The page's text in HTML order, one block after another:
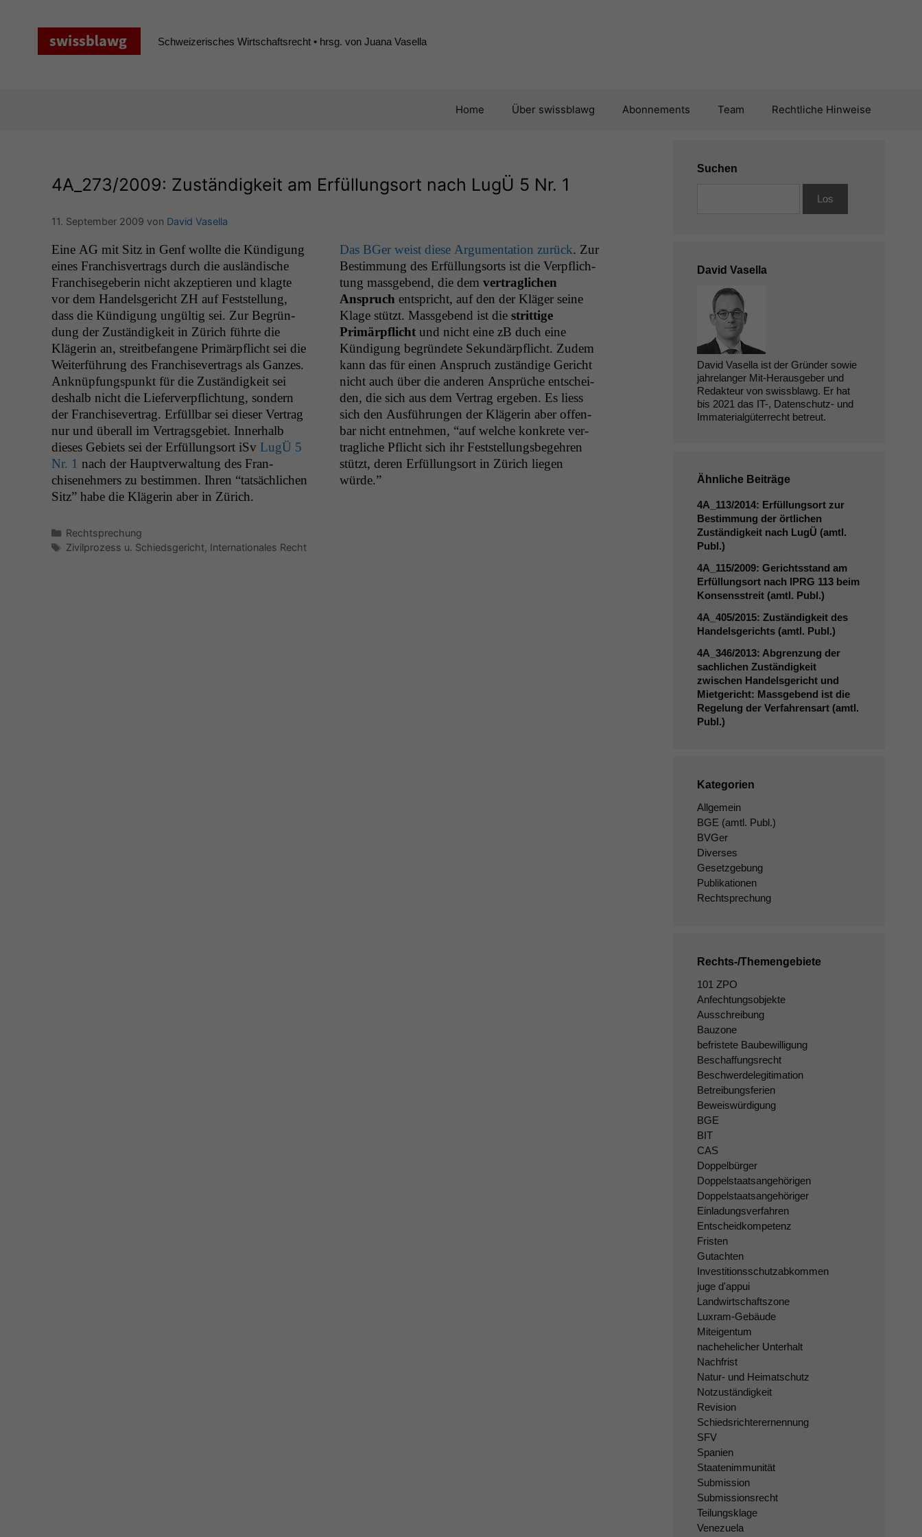
Schweizerisches Wirtschaftsrecht • hrsg. von Juana Vasella
Home Über swissblawg Abonnements Team Rechtliche Hinweise
4A_273/2009: Zuständigkeit am Erfüllungsort nach LugÜ 5 Nr. 1
11. September 2009 von David Vasella
Eine AG mit Sitz in Genf wollte die Kündi­gung
eines Fran­chisver­trags durch die aus­ländis­che
Fran­chisege­berin nicht akzep­tieren und klagte
vor dem Han­dels­gericht ZH auf Fest­stel­lung,
dass die Kündi­gung ungültig sei. Zur Begrün­
dung der Zuständigkeit in Zürich führte die
Klägerin an, stre­it­be­fan­gene Primärpflicht sei die
Weit­er­führung des Fran­chi­sev­er­trags als Ganzes.
Anknüp­fungspunkt für die Zuständigkeit sei
deshalb nicht die Liefer­verpflich­tung, son­dern
der Fran­chi­sev­er­trag. Erfüll­bar sei dieser Ver­trag
nur und über­all im Ver­trags­ge­bi­et. Inner­halb
dieses Gebi­ets sei der Erfül­lung­sort iSv LugÜ 5
Nr. 1 nach der Hauptver­wal­tung des Fran­
chisenehmers zu bes­tim­men. Ihren “tat­säch­lichen
Sitz” habe die Klägerin aber in Zürich.
Das BGer weist diese Argu­men­ta­tion zurück. Zur
Bes­tim­mung des Erfül­lung­sorts ist die Verpflich­
tung mass­gebend, die dem ver­traglichen
Anspruch entspricht, auf den der Kläger seine
Klage stützt. Mass­gebend ist die strit­tige
Primärpflichtund nicht eine zB duch eine
Kündi­gung begrün­dete Sekundärpflicht. Zudem
kann das für einen Anspruch zuständi­ge Gericht
nicht auch über die anderen Ansprüche entschei­
den, die sich aus dem Ver­trag ergeben. Es liess
sich den Aus­führun­gen der Klägerin aber offen­
bar nicht ent­nehmen, “auf welche konkrete ver­
tragliche Pflicht sich ihr Fest­stel­lungs­begehren
stützt, deren Erfül­lung­sort in Zürich liegen
würde.”
Kategorien
Rechtsprechung
Schlagwörter
Zivilprozess u. Schiedsgericht, Internationales Recht
Suchen
David Vasella
David Vasella ist der Gründer sowie
jahrelanger Mit-Herausgeber und
Redakteur von swissblawg. Er hat
bis 2021 das IT-, Datenschutz- und
Immaterialgüterrecht betreut.
Ähnliche Beiträge
4A_113/2014: Erfüllungsort zur
Bestimmung der örtlichen
Zuständigkeit nach LugÜ (amtl.
Publ.)
4A_115/2009: Gerichtsstand am
Erfüllungsort nach IPRG 113 beim
Konsensstreit (amtl. Publ.)
4A_405/2015: Zuständigkeit des
Handelsgerichts (amtl. Publ.)
4A_346/2013: Abgrenzung der
sachlichen Zuständigkeit
zwischen Handelsgericht und
Mietgericht: Massgebend ist die
Regelung der Verfahrensart (amtl.
Publ.)
Kategorien
Allgemein
BGE (amtl. Publ.)
BVGer
Diverses
Gesetzgebung
Publikationen
Rechtsprechung
Rechts-/Themengebiete
101 ZPO
Anfechtungsobjekte
Ausschreibung
Bauzone
befristete Baubewilligung
Beschaffungsrecht
Beschwerdelegitimation
Betreibungsferien
Beweiswürdigung
BGE
BIT
CAS
Doppelbürger
Doppelstaatsangehörigen
Doppelstaatsangehöriger
Einladungsverfahren
Entscheidkompetenz
Fristen
Gutachten
Investitionsschutzabkommen
juge d'appui
Landwirtschaftszone
Luxram-Gebäude
Miteigentum
nachehelicher Unterhalt
Nachfrist
Natur- und Heimatschutz
Notzuständigkeit
Revision
Schiedsrichterernennung
SFV
Spanien
Staatenimmunität
Submission
Submissionsrecht
Teilungsklage
Venezuela